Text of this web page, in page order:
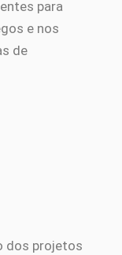
para
e nos
de
dos projetos